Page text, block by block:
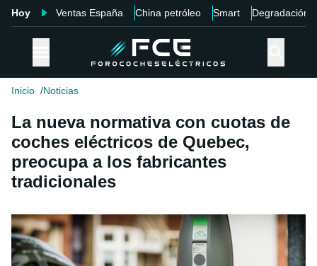
Hoy Ventas España China petróleo Smart Degradación
Inicio Noticias
La nueva normativa con cuotas de
coches eléctricos de Quebec,
preocupa a los fabricantes
tradicionales